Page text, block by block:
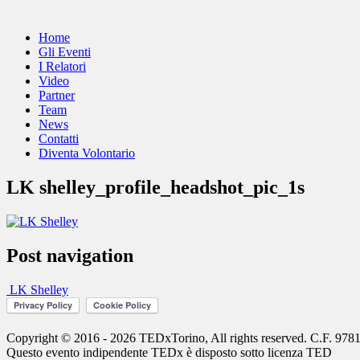
Home
Gli Eventi
I Relatori
Video
Partner
Team
News
Contatti
Diventa Volontario
LK shelley_profile_headshot_pic_1s
Post navigation
LK Shelley
Copyright © 2016 - 2026 TEDxTorino, All rights reserved. C.F.
Questo evento indipendente TEDx è disposto sotto licenza TED